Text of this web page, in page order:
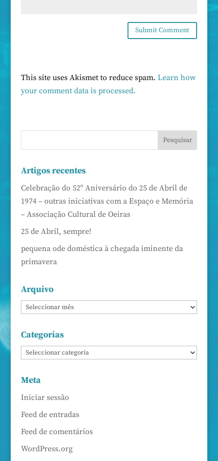
This site uses Akismet to reduce spam. Learn how
your comment data is processed.
Artigos recentes
Celebração do 52º Aniversário do 25 de Abril de
1974 – outras iniciativas com a Espaço e Memória
– Associação Cultural de Oeiras
25 de Abril, sempre!
pequena ode doméstica à chegada iminente da
primavera
Arquivo
Categorias
Meta
Iniciar sessão
Feed de entradas
Feed de comentários
WordPress.org